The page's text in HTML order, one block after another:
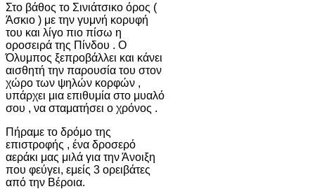
Στο βάθος το Σινιάτσικο όρος (
Άσκιο ) με την γυμνή κορυφή
του και λίγο πιο πίσω η
οροσειρά της Πίνδου . Ο
Όλυμπος ξεπροβάλλει και κάνει
αισθητή την παρουσία του στον
χώρο των ψηλών κορφών ,
υπάρχει μια επιθυμία στο μυαλό
σου , να σταματήσει ο χρόνος .
Πήραμε το δρόμο της
επιστροφής , ένα δροσερό
αεράκι μας μιλά για την Άνοιξη
που φεύγει, εμείς 3 ορειβάτες
από την Βέροια.